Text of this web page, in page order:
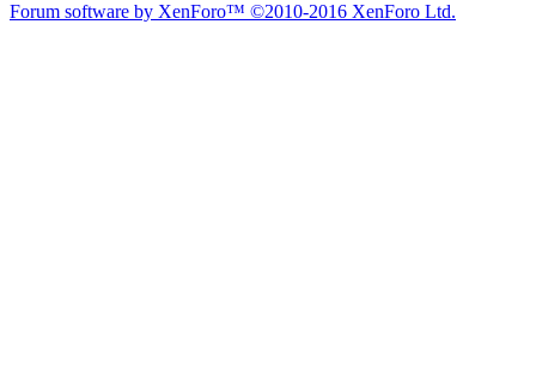
Forum software by XenForo™ ©2010-2016 XenForo Ltd.